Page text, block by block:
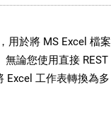
用於將 MS Excel 檔案
論您使用直接 REST
Excel 工作表轉換為多